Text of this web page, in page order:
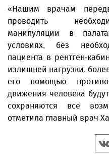
«Нашим врачам
проводить
манипуляции в
условиях, без
пациента в рентген-
излишней нагрузки,
его помощью
движения человека
сохраняются все
отметила главный врач